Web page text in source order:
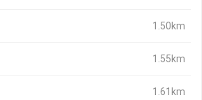
1.50km
1.55km
1.61km